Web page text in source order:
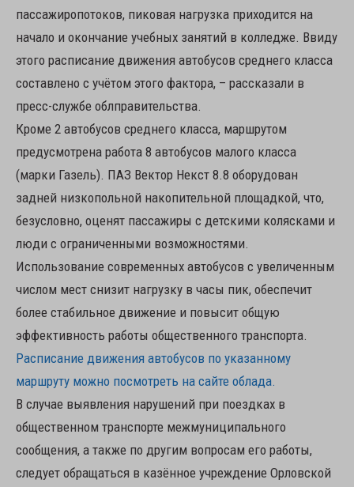
пассажиропотоков, пиковая нагрузка приходится на
начало и окончание учебных занятий в колледже. Ввиду
этого расписание движения автобусов среднего класса
составлено с учётом этого фактора, – рассказали в
пресс-службе облправительства.
Кроме 2 автобусов среднего класса, маршрутом
предусмотрена работа 8 автобусов малого класса
(марки Газель). ПАЗ Вектор Некст 8.8 оборудован
задней низкопольной накопительной площадкой, что,
безусловно, оценят пассажиры с детскими колясками и
люди с ограниченными возможностями.
Использование современных автобусов с увеличенным
числом мест снизит нагрузку в часы пик, обеспечит
более стабильное движение и повысит общую
эффективность работы общественного транспорта.
Расписание движения автобусов по указанному
маршруту можно посмотреть на сайте облада.
В случае выявления нарушений при поездках в
общественном транспорте межмуниципального
сообщения, а также по другим вопросам его работы,
следует обращаться в казённое учреждение Орловской